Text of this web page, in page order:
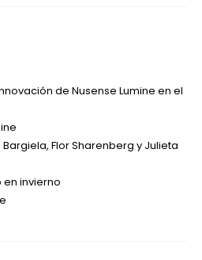
de Nusense Lumine en el
Flor Sharenberg y Julieta
invierno